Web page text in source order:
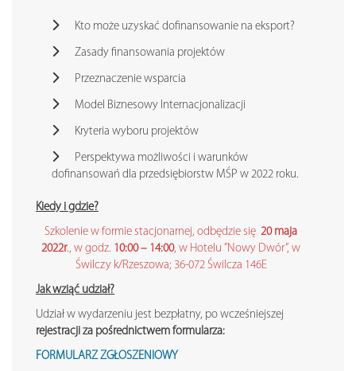
Kto może uzyskać dofinansowanie na eksport?
Zasady finansowania projektów
Przeznaczenie wsparcia
Model Biznesowy Internacjonalizacji
Kryteria wyboru projektów
Perspektywa możliwości i warunków
dofinansowań dla przedsiębiorstw MŚP w 2022 roku.
Kiedy i gdzie?
Szkolenie w formie stacjonarnej, odbędzie się 20 maja
2022r., w godz. 10:00 – 14:00, w Hotelu ”Nowy Dwór”, w
Świlczy k/Rzeszowa; 36-072 Świlcza 146E
Jak wziąć udział?
Udział w wydarzeniu jest bezpłatny, po wcześniejszej
rejestracji za pośrednictwem formularza:
FORMULARZ ZGŁOSZENIOWY